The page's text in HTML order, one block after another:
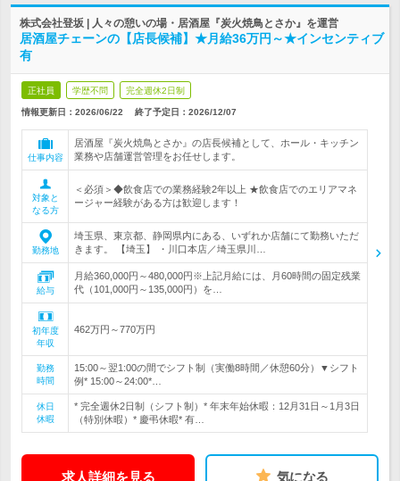
株式会社登坂 | 人々の憩いの場・居酒屋『炭火焼鳥とさか』を運営
居酒屋チェーンの【店長候補】★月給36万円～★インセンティブ
有
正社員 学歴不問 完全週休2日制
情報更新日：2026/06/22 終了予定日： 2026/12/07
仕事内容
居酒屋『炭火焼鳥とさか』の店長候補として、ホール・キッチン
業務や店舗運営管理をお任せします。
対象と
なる方
＜必須＞◆飲食店での業務経験2年以上 ★飲食店でのエリアマネ
ージャー経験がある方は歓迎します！
勤務地
埼玉県、東京都、静岡県内にある、いずれか店舗にて勤務いただ
きます。 【埼玉】 ・川口本店／埼玉県川…
給与
月給360,000円～480,000円※上記月給には、月60時間の固定残業
代（101,000円～135,000円）を…
初年度
年収
462万円～770万円
勤務
時間
15:00～翌1:00の間でシフト制（実働8時間／休憩60分）▼シフト
例* 15:00～24:00*…
休日
休暇
* 完全週休2日制（シフト制）* 年末年始休暇：12月31日～1月3日
（特別休暇）* 慶弔休暇* 有…
求人詳細を見る 気になる